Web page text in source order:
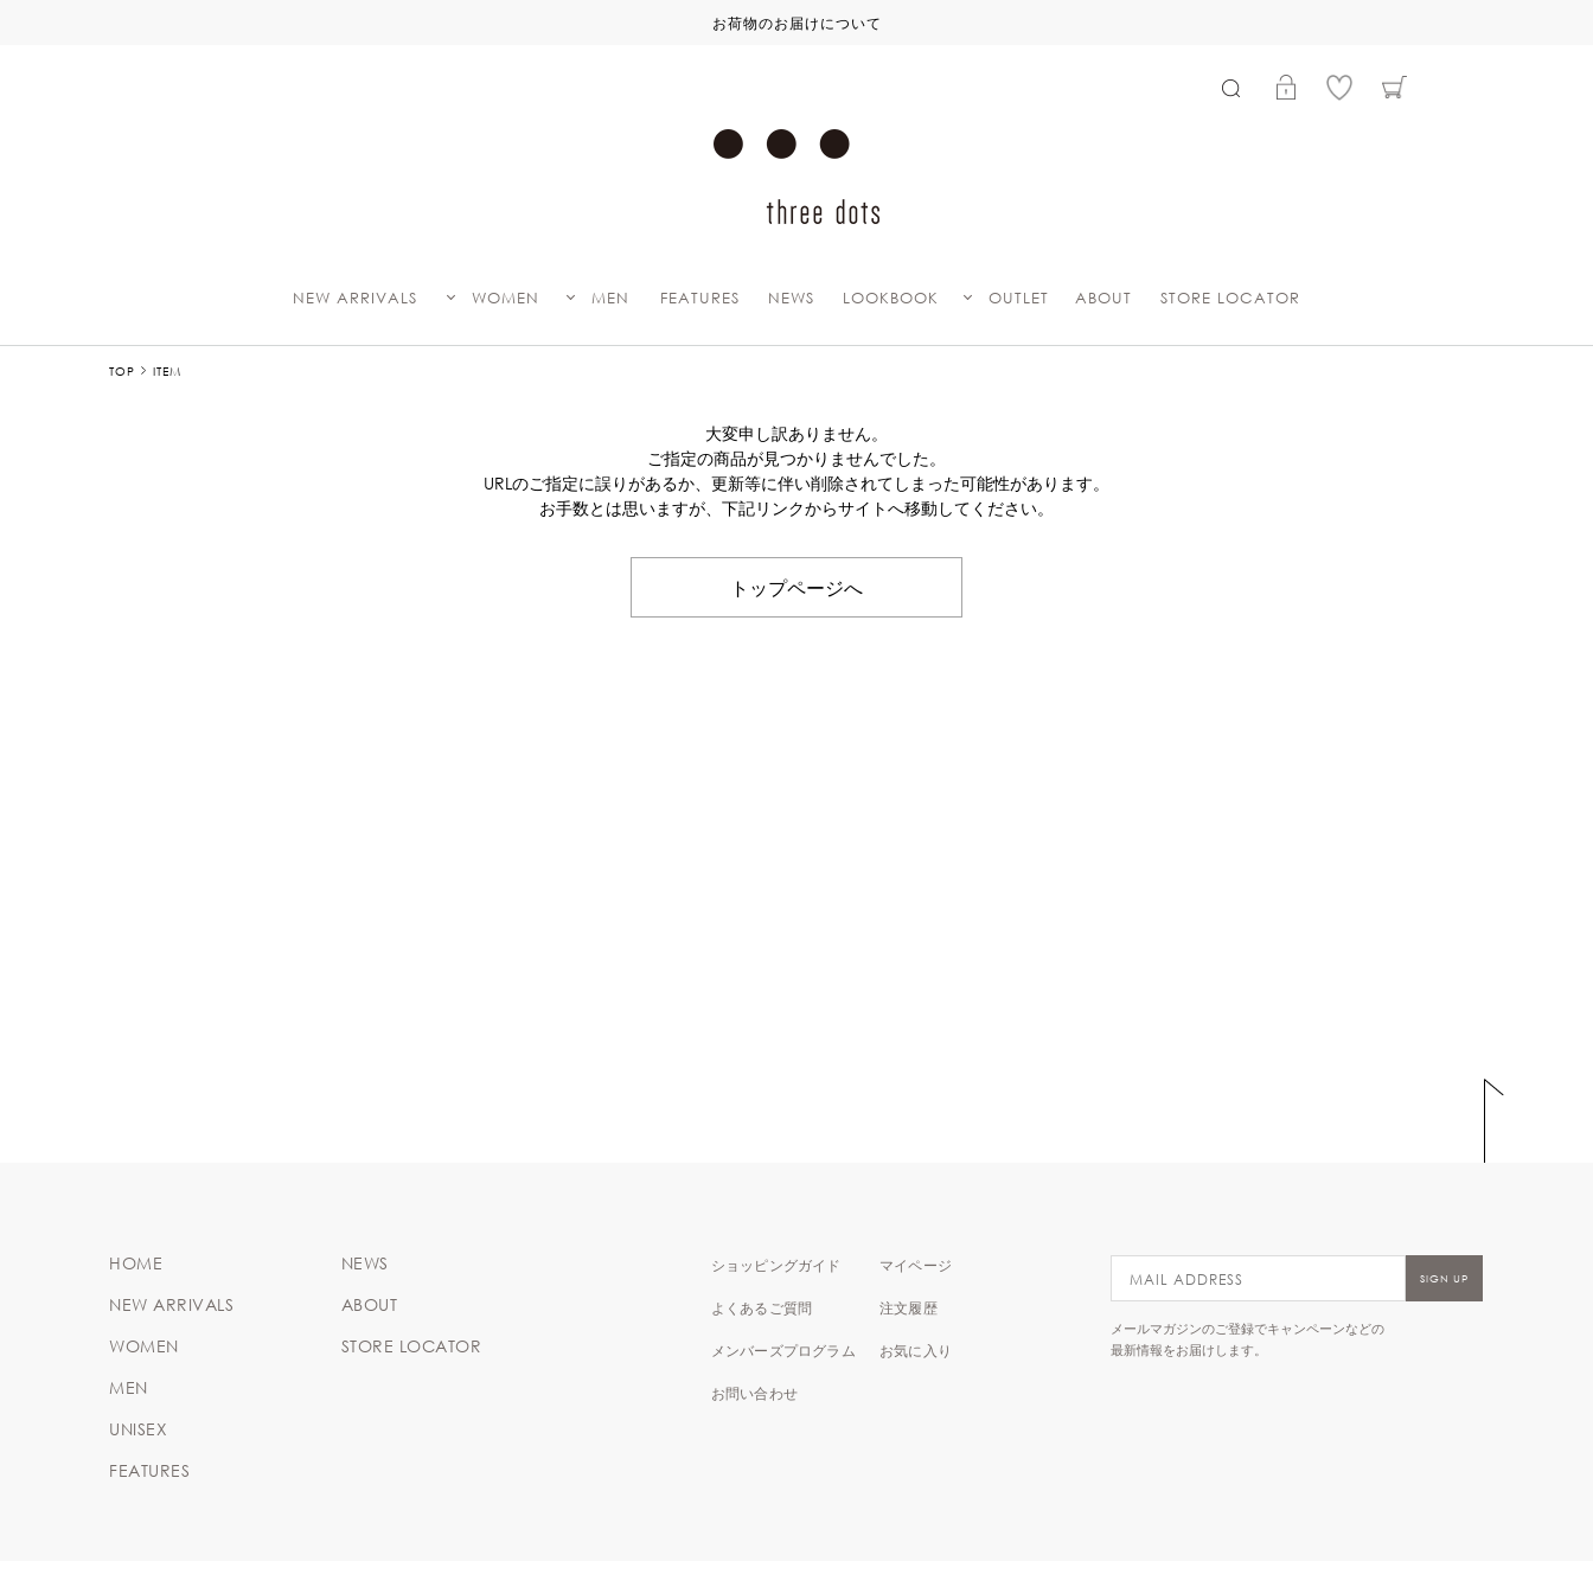
NEW ARRIVALS WOMEN MEN FEATURES NEWS LOOKBOOK OUTLET ABOUT STORE LOCATOR
TOP ITEM
大変申し訳ありません。
ご指定の商品が見つかりませんでした。
URLのご指定に誤りがあるか、更新等に伴い削除されてしまった可能性があります。
お手数とは思いますが、下記リンクからサイトへ移動してください。
トップページへ
HOME
NEW ARRIVALS
WOMEN
MEN
UNISEX
FEATURES
NEWS
ABOUT
STORE LOCATOR
ショッピングガイド
よくあるご質問
メンバーズプログラム
お問い合わせ
マイページ
注文履歴
お気に入り
メールマガジンのご登録でキャンペーンなどの
最新情報をお届けします。